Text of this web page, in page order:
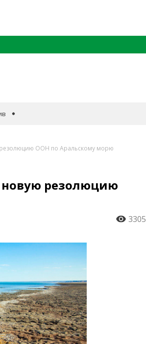
резолюцию ООН по Аральскому морю
новую резолюцию
3305